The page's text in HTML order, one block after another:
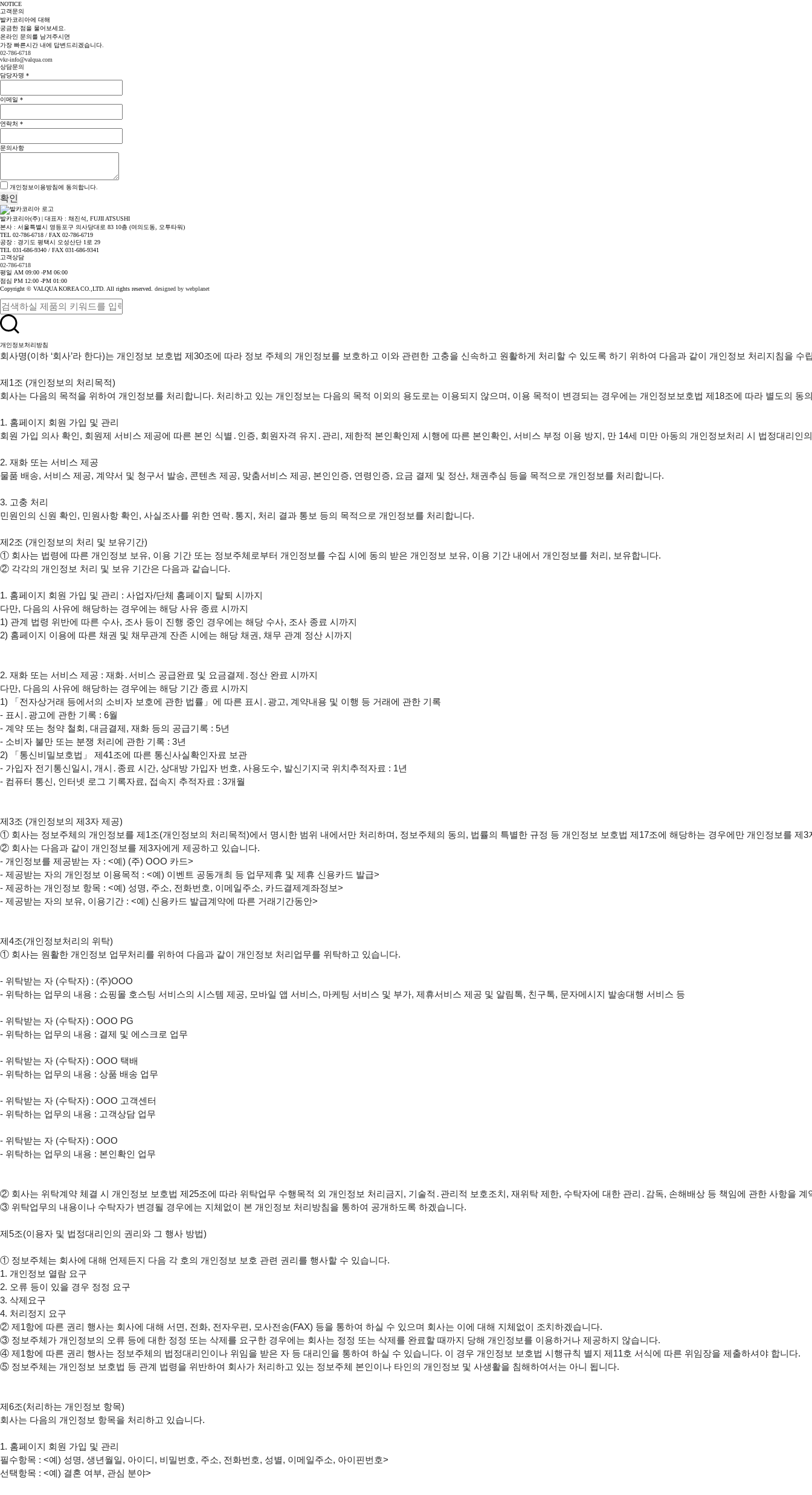
NOTICE
고객문의
발카코리아에 대해
궁금한 점을 물어보세요.
온라인 문의를 남겨주시면
가장 빠른시간 내에 답변드리겠습니다.
02-786-6718
vkr-info@valqua.com
상담문의
담당자명 *
이메일 *
연락처 *
문의사항
개인정보이용방침에 동의합니다.
확인
발카코리아(주) | 대표자 : 채진석, FUJII ATSUSHI
본사 : 서울특별시 영등포구 의사당대로 83 10층 (여의도동, 오투타워)
TEL 02-786-6718 / FAX 02-786-6719
공장 : 경기도 평택시 오성산단 1로 29
TEL 031-686-9340 / FAX 031-686-9341
고객상담
02-786-6718
평일 AM 09:00 -PM 06:00
점심 PM 12:00 -PM 01:00
Copyright © VALQUA KOREA CO.,LTD. All rights reserved. designed by webplanet
개인정보처리방침
회사명(이하 ‘회사’라 한다)는 개인정보 보호법 제30조에 따라 정보 주체의 개인정보를 보호하고 이와 관련한 고충을 신속하고 원활하게 처리할 수 있도록 하기 위하여 다음과 같이 개인정보 처리지침을 수
제1조 (개인정보의 처리목적)
회사는 다음의 목적을 위하여 개인정보를 처리합니다. 처리하고 있는 개인정보는 다음의 목적 이외의 용도로는 이용되지 않으며, 이용 목적이 변경되는 경우에는 개인정보보호법 제18조에 따라 별도의 동
1. 홈페이지 회원 가입 및 관리
회원 가입 의사 확인, 회원제 서비스 제공에 따른 본인 식별․인증, 회원자격 유지․관리, 제한적 본인확인제 시행에 따른 본인확인, 서비스 부정 이용 방지, 만 14세 미만 아동의 개인정보처리 시 법정대리
2. 재화 또는 서비스 제공
물품 배송, 서비스 제공, 계약서 및 청구서 발송, 콘텐츠 제공, 맞춤서비스 제공, 본인인증, 연령인증, 요금 결제 및 정산, 채권추심 등을 목적으로 개인정보를 처리합니다.
3. 고충 처리
민원인의 신원 확인, 민원사항 확인, 사실조사를 위한 연락․통지, 처리 결과 통보 등의 목적으로 개인정보를 처리합니다.
①
② 각각의 개인정보 처리 및 보유 기간은 다음과 같습니다.
1. 홈페이지 회원 가입 및 관리 : 사업자/단체 홈페이지 탈퇴 시까지
다만, 다음의 사유에 해당하는 경우에는 해당 사유 종료 시까지
1) 관계 법령 위반에 따른 수사, 조사 등이 진행 중인 경우에는 해당 수사, 조사 종료 시까지
2) 홈페이지 이용에 따른 채권 및 채무관계 잔존 시에는 해당 채권, 채무 관계 정산 시까지
2. 재화 또는 서비스 제공 : 재화․서비스 공급완료 및 요금결제․정산 완료 시까지
다만, 다음의 사유에 해당하는 경우에는 해당 기간 종료 시까지
1) 「전자상거래 등에서의 소비자 보호에 관한 법률」에 따른 표시․광고, 계약내용 및 이행 등 거래에 관한 기록
- 표시․광고에 관한 기록 : 6월
- 계약 또는 청약 철회, 대금결제, 재화 등의 공급기록 : 5년
- 소비자 불만 또는 분쟁 처리에 관한 기록 : 3년
2) 「통신비밀보호법」 제41조에 따른 통신사실확인자료 보관
- 가입자 전기통신일시, 개시․종료 시간, 상대방 가입자 번호, 사용도수, 발신기지국 위치추적자료 : 1년
- 컴퓨터 통신, 인터넷 로그 기록자료, 접속지 추적자료 : 3개월
①
② 회사는 다음과 같이 개인정보를 제3자에게 제공하고 있습니다.
- 개인정보를 제공받는 자 : <예) (주) OOO 카드>
- 제공받는 자의 개인정보 이용목적 : <예) 이벤트 공동개최 등 업무제휴 및 제휴 신용카드 발급>
- 제공하는 개인정보 항목 : <예) 성명, 주소, 전화번호, 이메일주소, 카드결제계좌정보>
- 제공받는 자의 보유, 이용기간 : <예) 신용카드 발급계약에 따른 거래기간동안>
① 회사는 원활한 개인정보 업무처리를 위하여 다음과 같이 개인정보 처리업무를 위탁하고 있습니다.
- 위탁받는 자 (수탁자) : (주)OOO
- 위탁하는 업무의 내용 : 쇼핑몰 호스팅 서비스의 시스템 제공, 모바일 앱 서비스, 마케팅 서비스 및 부가, 제휴서비스 제공 및 알림톡, 친구톡, 문자메시지 발송대행 서비스 등
- 위탁받는 자 (수탁자) : OOO PG
- 위탁하는 업무의 내용 : 결제 및 에스크로 업무
- 위탁받는 자 (수탁자) : OOO 택배
- 위탁하는 업무의 내용 : 상품 배송 업무
- 위탁받는 자 (수탁자) : OOO 고객센터
- 위탁하는 업무의 내용 : 고객상담 업무
- 위탁받는 자 (수탁자) : OOO
- 위탁하는 업무의 내용 : 본인확인 업무
②
③ 위탁업무의 내용이나 수탁자가 변경될 경우에는 지체없이 본 개인정보 처리방침을 통하여 공개하도록 하겠습니다.
제5조(이용자 및 법정대리인의 권리와 그 행사 방법)
① 정보주체는 회사에 대해 언제든지 다음 각 호의 개인정보 보호 관련 권리를 행사할 수 있습니다.
1. 개인정보 열람 요구
2. 오류 등이 있을 경우 정정 요구
3. 삭제요구
②
③
④
⑤ 정보주체는 개인정보 보호법 등 관계 법령을 위반하여 회사가 처리하고 있는 정보주체 본인이나 타인의 개인정보 및 사생활을 침해하여서는 아니 됩니다.
제6조(처리하는 개인정보 항목)
회사는 다음의 개인정보 항목을 처리하고 있습니다.
1. 홈페이지 회원 가입 및 관리
필수항목 : <예) 성명, 생년월일, 아이디, 비밀번호, 주소, 전화번호, 성별, 이메일주소, 아이핀번호>
선택항목 : <예) 결혼 여부, 관심 분야>